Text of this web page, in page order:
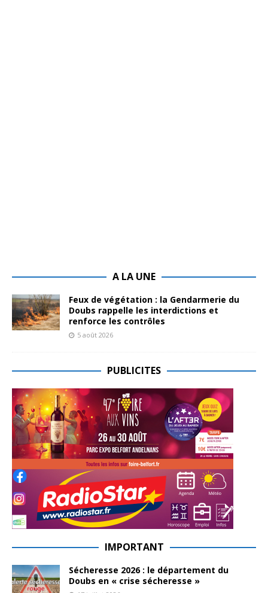
A LA UNE
Feux de végétation : la Gendarmerie du
Doubs rappelle les interdictions et
renforce les contrôles
5 août 2026
PUBLICITES
IMPORTANT
Sécheresse 2026 : le département du
Doubs en « crise sécheresse »